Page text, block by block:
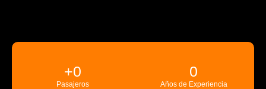
Pasajeros
+0
Años de Experiencia
0